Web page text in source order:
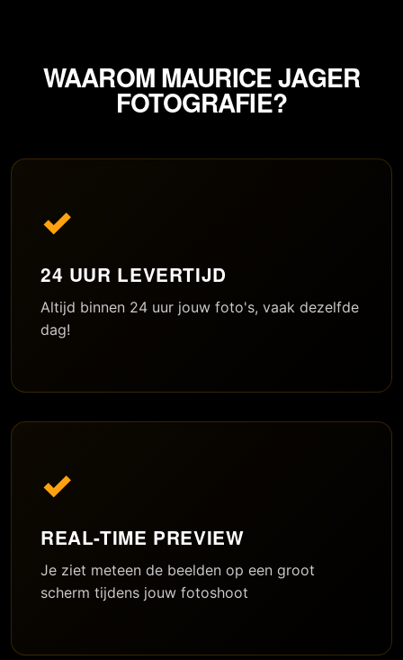
WAAROM MAURICE JAGER
FOTOGRAFIE?
✓
24 UUR LEVERTIJD
Altijd binnen 24 uur jouw foto's, vaak dezelfde
dag!
✓
REAL-TIME PREVIEW
Je ziet meteen de beelden op een groot
scherm tijdens jouw fotoshoot